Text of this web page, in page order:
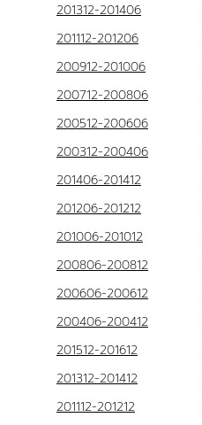
201312-201406
201112-201206
200912-201006
200712-200806
200512-200606
200312-200406
201406-201412
201206-201212
201006-201012
200806-200812
200606-200612
200406-200412
201512-201612
201312-201412
201112-201212